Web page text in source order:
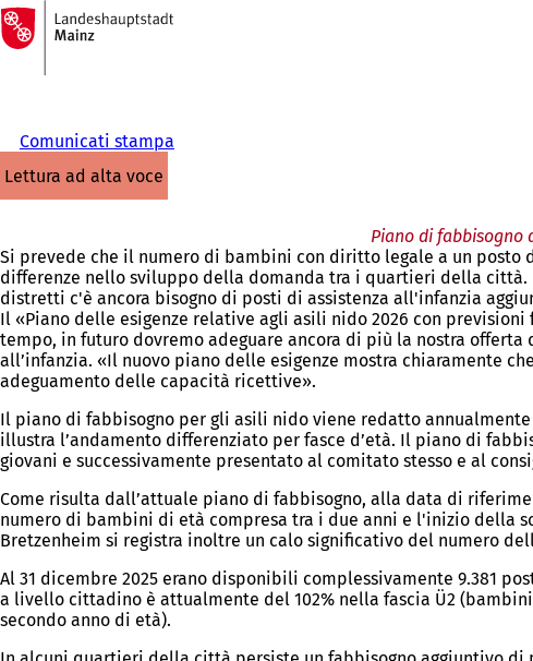
Vai al contenuto
Alla
pagina
iniziale
Comunicati stampa
lettura ad alta voce
Piano di fabbisogno
Si prevede che il numero di bambini con diritto legale a un posto
differenze nello sviluppo della domanda tra i quartieri della
distretti c'è ancora bisogno di posti di assistenza all'infanzia
Il «Piano delle esigenze relative agli asili nido 2026 con
tempo, in futuro dovremo adeguare ancora di più la nostra
all’infanzia. «Il nuovo piano delle esigenze mostra chiaramente
adeguamento delle capacità ricettive».
Il piano di fabbisogno per gli asili nido viene redatto
illustra l’andamento differenziato per fasce d’età. Il piano di
giovani e successivamente presentato al comitato stesso e al
Come risulta dall’attuale piano di fabbisogno, alla data di
numero di bambini di età compresa tra i due anni e l'inizio della
Bretzenheim si registra inoltre un calo significativo del numero
Al 31 dicembre 2025 erano disponibili complessivamente 9.381
a livello cittadino è attualmente del 102% nella fascia Ü2
secondo anno di età).